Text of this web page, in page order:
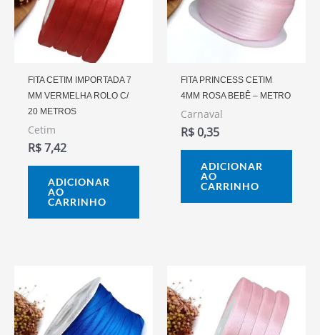
FITA CETIM IMPORTADA 7
MM VERMELHA ROLO C/
20 METROS
Cetim
R$7,42
ADICIONAR
AO
CARRINHO
FITA PRINCESS CETIM
4MM ROSA BEBÊ – METRO
Carnaval
R$0,35
ADICIONAR
AO
CARRINHO